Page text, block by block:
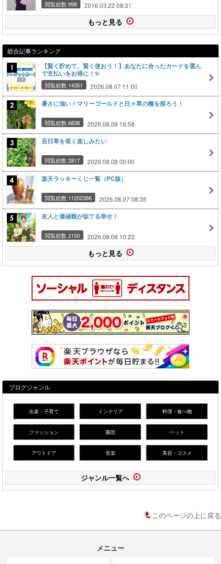
閲覧総数 998 2016.03.22 08:31
もっと見る
総合記事ランキング
【賢く貯めて、賢く使おう！】あなたに合ったカードを選ん
で支払いをお得に！✨
閲覧総数 14351 2026.08.07 11:00
暑さに強い！マリーゴールドと日々草の種を採ろう！
閲覧総数 6838 2026.08.08 16:58
百日草を長く楽しみたい
閲覧総数 2817 2026.08.08 00:00
楽天ラッキーくじ一覧（PC版）
閲覧総数 11202386 2026.08.07 08:35
友人と価値観が似てる幸せ！
閲覧総数 2150 2026.08.08 10:22
もっと見る
ブログジャンル
出産・子育て インテリア 料理・食べ物
ファッション 園芸 ペット
アウトドア 音楽 美容・コスメ
ジャンル一覧へ
このページの上に戻る
メニュー